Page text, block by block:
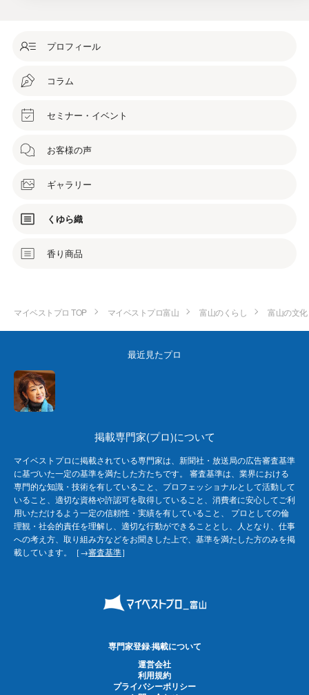
プロフィール
コラム
セミナー・イベント
お客様の声
ギャラリー
くゆら織
香り商品
マイベストプロ TOP マイベストプロ富山 富山のくらし 富山の文
最近見たプロ
掲載専門家(プロ)について
マイベストプロに掲載されている専門家は、新聞社・放送局の広告審査基準
に基づいた一定の基準を満たした方たちです。 審査基準は、業界における
専門的な知識・技術を有していること、プロフェッショナルとして活動して
いること、適切な資格や許認可を取得していること、消費者に安心してご利
用いただけるよう一定の信頼性・実績を有していること、 プロとしての倫
理観・社会的責任を理解し、適切な行動ができることとし、人となり、仕事
への考え方、取り組み方などをお聞きした上で、基準を満たした方のみを掲
載しています。［→審査基準］
専門家登録·掲載について
運営会社
利用規約
プライバシーポリシー